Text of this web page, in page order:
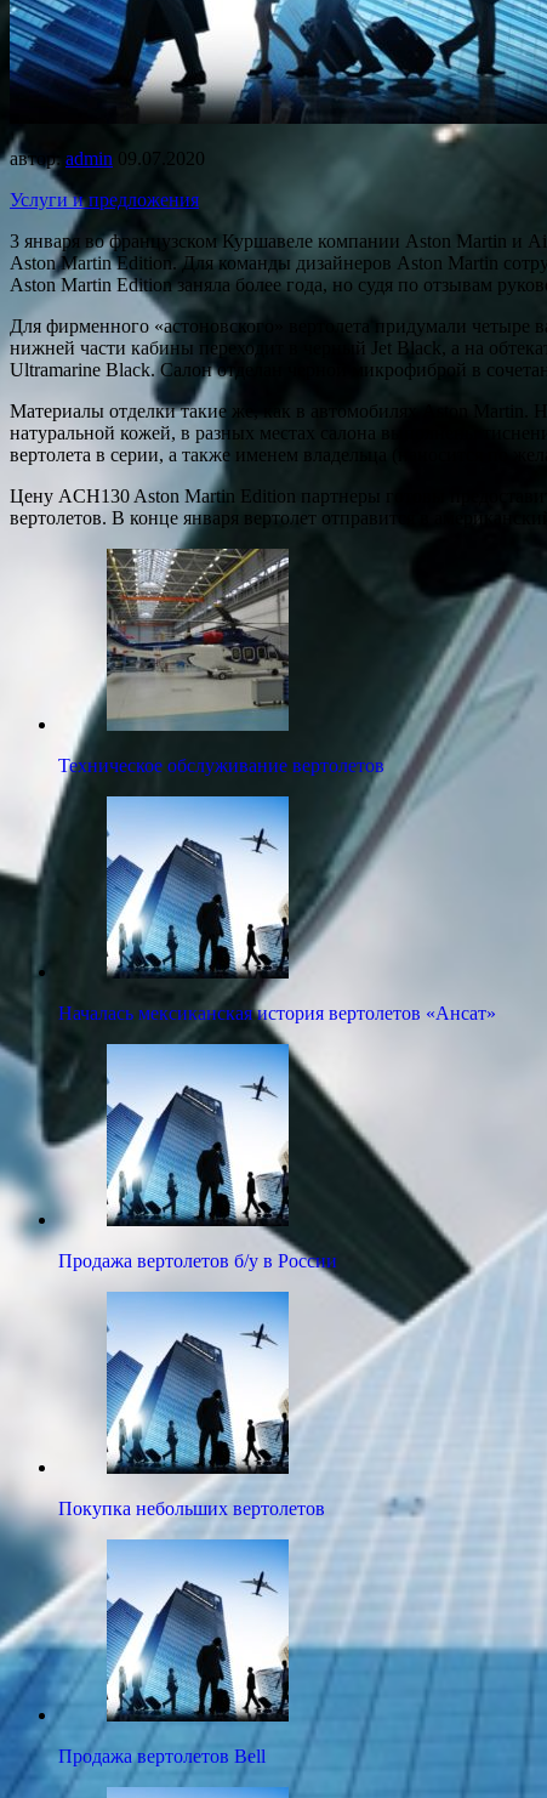
автор: admin
09.07.2020
Услуги и предложения
3 января во французском Куршавеле компании Aston Martin и
Aston Martin Edition. Для команды дизайнеров Aston Martin
Aston Martin Edition заняла более года, но судя по отзывам
Для фирменного «астоновского» вертолета придумали
нижней части кабины переходит в черный Jet Black, а на
Ultramarine Black. Салон отделан черной микрофиброй в
Материалы отделки такие же, как в автомобилях Aston Martin.
натуральной кожей, в разных местах салона выполнены
вертолета в серии, а также именем владельца (наносится по
Цену ACH130 Aston Martin Edition партнеры готовы
вертолетов. В конце января вертолет отправится в
Техническое обслуживание вертолетов
Началась мексиканская история вертолетов «Ансат»
Продажа вертолетов б/у в России
Покупка небольших вертолетов
Продажа вертолетов Bell